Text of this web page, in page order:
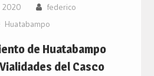
2020
federico
Huatabampo
de Huatabampo
del Casco